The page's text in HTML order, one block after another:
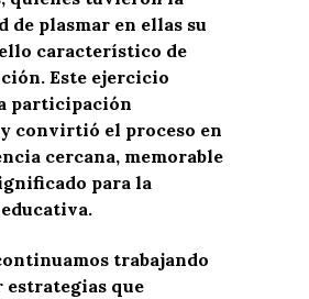
de plasmar en ellas su
característico de
Este ejercicio
participación
convirtió el proceso en
cercana, memorable
para la
trabajando
estrategias que